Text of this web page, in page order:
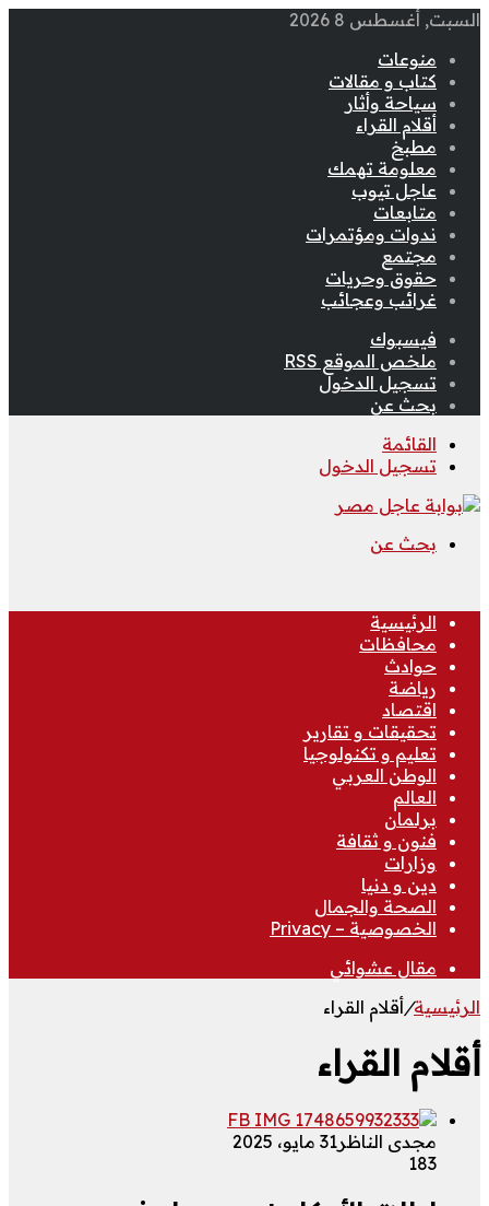
السبت, أغسطس 8 2026
منوعات
كتاب و مقالات
سياحة وأثار
أقلام القراء
مطبخ
معلومة تهمك
عاجل تيوب
متابعات
ندوات ومؤتمرات
مجتمع
حقوق وحريات
غرائب وعجائب
فيسبوك
ملخص الموقع RSS
تسجيل الدخول
بحث عن
القائمة
تسجيل الدخول
بحث عن
الرئيسية
محافظات
حوادث
رياضة
اقتصاد
تحقيقات و تقارير
تعليم و تكنولوجيا
الوطن العربي
العالم
برلمان
فنون و ثقافة
وزارات
دين و دنيا
الصحة والجمال
الخصوصية – Privacy
مقال عشوائي
الرئيسية/أقلام القراء
أقلام القراء
مجدى الناظر31 مايو، 2025
183